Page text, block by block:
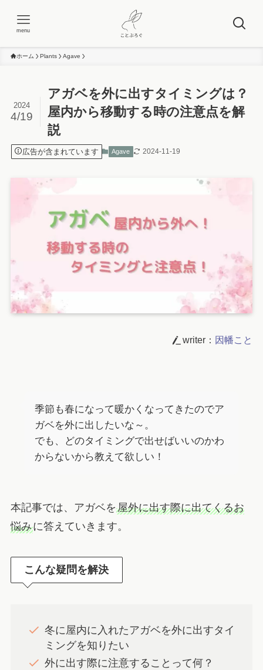
menu
ホーム Plants Agave
アガベを外に出すタイミングは？
屋内から移動する時の注意点を解
説
2024
4/19
広告が含まれています Agave 2024-11-19
writer： 因幡こと
季節も春になって暖かくなってきたのでア
ガベを外に出したいな～。
でも、どのタイミングで出せばいいのかわ
からないから教えて欲しい！
本記事では、アガベを屋外に出す際に出てくるお
悩みに答えていきます。
こんな疑問を解決
冬に屋内に入れたアガベを外に出すタイ
ミングを知りたい
外に出す際に注意することって何？